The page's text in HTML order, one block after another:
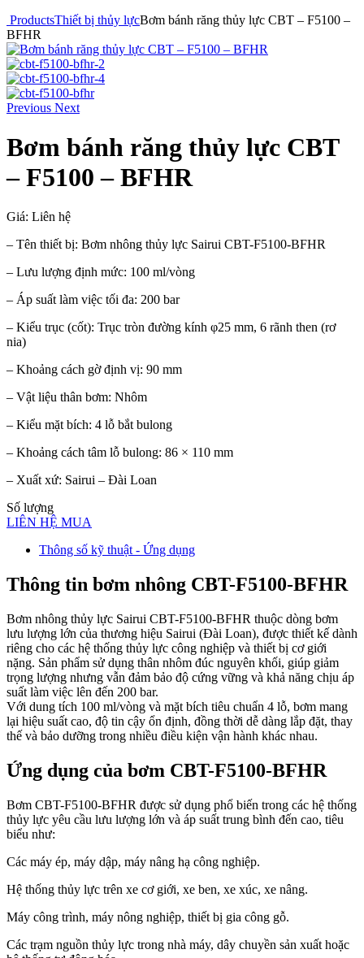
ProductsThiết bị thủy lựcBơm bánh răng thủy lực CBT – F5100 –
BFHR
Previous Next
Bơm bánh răng thủy lực CBT
– F5100 – BFHR
Giá: Liên hệ
– Tên thiết bị: Bơm nhông thủy lực Sairui CBT-F5100-BFHR
– Lưu lượng định mức: 100 ml/vòng
– Áp suất làm việc tối đa: 200 bar
– Kiểu trục (cốt): Trục tròn đường kính φ25 mm, 6 rãnh then (rơ
nia)
– Khoảng cách gờ định vị: 90 mm
– Vật liệu thân bơm: Nhôm
– Kiểu mặt bích: 4 lỗ bắt bulong
– Khoảng cách tâm lỗ bulong: 86 × 110 mm
– Xuất xứ: Sairui – Đài Loan
Số lượng
LIÊN HỆ MUA
Thông số kỹ thuật - Ứng dụng
Thông tin bơm nhông CBT-F5100-BFHR
Bơm nhông thủy lực Sairui CBT-F5100-BFHR thuộc dòng bơm
lưu lượng lớn của thương hiệu Sairui (Đài Loan), được thiết kế dành
riêng cho các hệ thống thủy lực công nghiệp và thiết bị cơ giới
nặng. Sản phẩm sử dụng thân nhôm đúc nguyên khối, giúp giảm
trọng lượng nhưng vẫn đảm bảo độ cứng vững và khả năng chịu áp
suất làm việc lên đến 200 bar.
Với dung tích 100 ml/vòng và mặt bích tiêu chuẩn 4 lỗ, bơm mang
lại hiệu suất cao, độ tin cậy ổn định, đồng thời dễ dàng lắp đặt, thay
thế và bảo dưỡng trong nhiều điều kiện vận hành khác nhau.
Ứng dụng của bơm CBT-F5100-BFHR
Bơm CBT-F5100-BFHR được sử dụng phổ biến trong các hệ thống
thủy lực yêu cầu lưu lượng lớn và áp suất trung bình đến cao, tiêu
biểu như:
Các máy ép, máy dập, máy nâng hạ công nghiệp.
Hệ thống thủy lực trên xe cơ giới, xe ben, xe xúc, xe nâng.
Máy công trình, máy nông nghiệp, thiết bị gia công gỗ.
Các trạm nguồn thủy lực trong nhà máy, dây chuyền sản xuất hoặc